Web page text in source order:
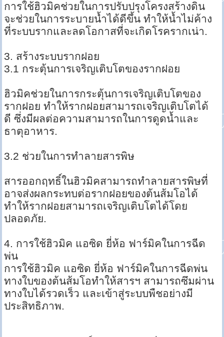
การใช้ฮิวมิคช่วยในการปรับปรุงโครงสร้างดิน
จะช่วยในการระบายน้ำได้ดีขึ้น ทำให้น้ำไม่ค้าง
ที่ระบบรากและลดโอกาสที่จะเกิดโรครากเน่า.
3. สร้างระบบรากฝอย
3.1 กระตุ้นการเจริญเติบโตของรากฝอย
ฮิวมิคช่วยในการกระตุ้นการเจริญเติบโตของ
รากฝอย ทำให้รากฝอยสามารถเจริญเติบโตได้
ดี ซึ่งมีผลต่อความสามารถในการดูดน้ำและ
ธาตุอาหาร.
3.2 ช่วยในการทำลายสารพิษ
สารออกฤทธิ์ในฮิวมิคสามารถทำลายสารพิษที่
อาจส่งผลกระทบต่อรากฝอยของต้นส้มโอได้
ทำให้รากฝอยสามารถเจริญเติบโตได้โดย
ปลอดภัย.
4. การใช้ฮิวมิค แอซิด ยี่ห้อ ฟาร์มิคในการฉีด
พ่น
การใช้ฮิวมิค แอซิด ยี่ห้อ ฟาร์มิคในการฉีดพ่น
ทางใบของต้นส้มโอทำให้สารฯ สามารถซึมผ่าน
ทางใบได้รวดเร็ว และเข้าสู่ระบบพืชอย่างมี
ประสิทธิภาพ.